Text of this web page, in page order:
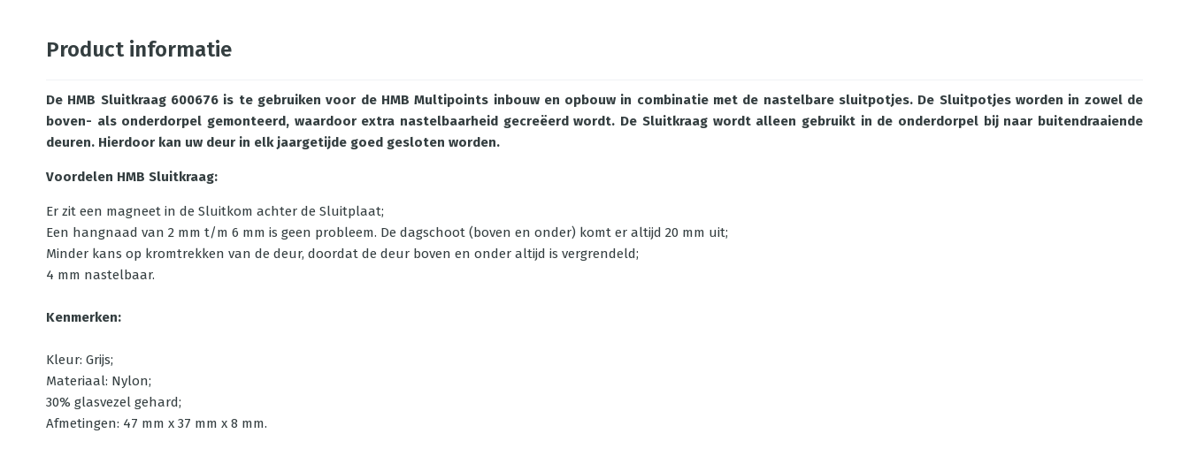
Product informatie
De HMB Sluitkraag 600676 is te gebruiken voor de HMB Multipoints inbouw en opbouw in combinatie met de nastelbare sluitpotjes. De Sluitpotjes worden in zowel de
boven- als onderdorpel gemonteerd, waardoor extra nastelbaarheid gecreëerd wordt. De Sluitkraag wordt alleen gebruikt in de onderdorpel bij naar buitendraaiende
deuren. Hierdoor kan uw deur in elk jaargetijde goed gesloten worden.
Voordelen HMB Sluitkraag:
Er zit een magneet in de Sluitkom achter de Sluitplaat;
Een hangnaad van 2 mm t/m 6 mm is geen probleem. De dagschoot (boven en onder) komt er altijd 20 mm uit;
Minder kans op kromtrekken van de deur, doordat de deur boven en onder altijd is vergrendeld;
4 mm nastelbaar.
Kenmerken:
Kleur: Grijs;
Materiaal: Nylon;
30% glasvezel gehard;
Afmetingen: 47 mm x 37 mm x 8 mm.